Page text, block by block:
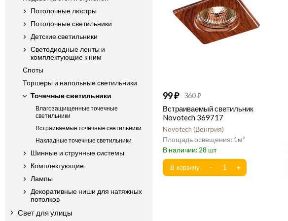
Потолочные люстры
Потолочные светильники
Детские светильники
Светодиодные ленты и
комплектующие к ним
Споты
Торшеры и напольные светильники
Точечные светильники
Влагозащищенные точечные
светильники
Встраиваемые точечные светильники
Накладные точечные светильники
Шинные и струнные системы
Комплектующие
Лампы
Декоративные ниши для натяжных
потолков
Свет для улицы
99 360
Встраиваемый светильник
Novotech 369717
Novotech Венгрия
1
28